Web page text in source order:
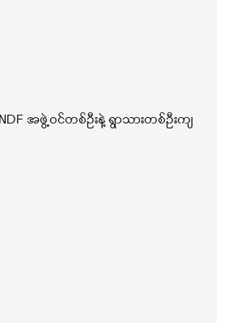
အဖွဲ့ဝင်တစ်ဦးနဲ့ ရွာသားတစ်ဦးကျ